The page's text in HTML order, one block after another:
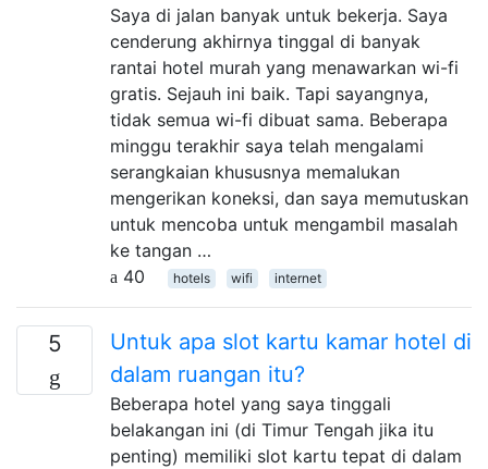
Saya di jalan banyak untuk bekerja. Saya
cenderung akhirnya tinggal di banyak
rantai hotel murah yang menawarkan wi-fi
gratis. Sejauh ini baik. Tapi sayangnya,
tidak semua wi-fi dibuat sama. Beberapa
minggu terakhir saya telah mengalami
serangkaian khususnya memalukan
mengerikan koneksi, dan saya memutuskan
untuk mencoba untuk mengambil masalah
ke tangan …
40
hotels wifi internet
5
Untuk apa slot kartu kamar hotel di
dalam ruangan itu?
Beberapa hotel yang saya tinggali
belakangan ini (di Timur Tengah jika itu
penting) memiliki slot kartu tepat di dalam